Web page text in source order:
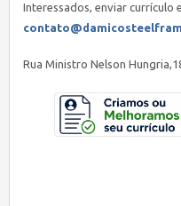
Interessados, enviar currículo
Rua Ministro Nelson